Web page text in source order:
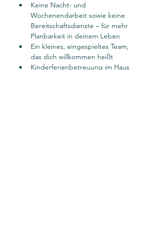
Keine Nacht- und
Wochenendarbeit sowie keine
Bereitschaftsdienste – für mehr
Planbarkeit in deinem Leben
Ein kleines, eingespieltes Team,
das dich willkommen heißt
Kinderferienbetreuung im Haus